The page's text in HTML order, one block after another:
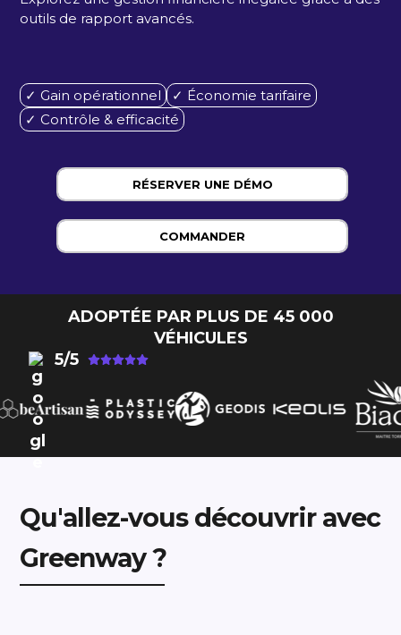
outils de rapport avancés.
✓ Gain opérationnel
✓ Économie tarifaire
✓ Contrôle & efficacité
RÉSERVER UNE DÉMO
COMMANDER
ADOPTÉE PAR PLUS DE 45 000
VÉHICULES
5/5
Qu'allez-vous découvrir avec
Greenway ?